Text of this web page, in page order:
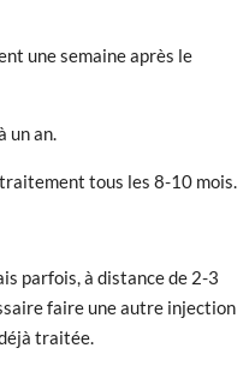
une semaine après le
un an.
tous les 8-10 mois.
parfois, à distance de 2-3
faire une autre injection
traitée.